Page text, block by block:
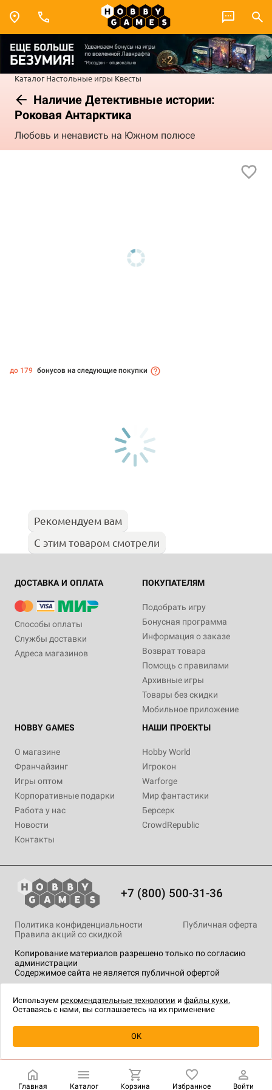
Каталог Настольные игры Квесты
Наличие Детективные истории:
Роковая Антарктика
Любовь и ненависть на Южном полюсе
Купить| 1 790 ₽
до 179 бонусов на следующие покупки
Рекомендуем вам
С этим товаром смотрели
ДОСТАВКА И ОПЛАТА
Способы оплаты
Службы доставки
Адреса магазинов
ПОКУПАТЕЛЯМ
Подобрать игру
Бонусная программа
Информация о заказе
Возврат товара
Помощь с правилами
Архивные игры
Товары без скидки
Мобильное приложение
HOBBY GAMES
О магазине
Франчайзинг
Игры оптом
Корпоративные подарки
Работа у нас
Новости
Контакты
НАШИ ПРОЕКТЫ
Hobby World
Игрокон
Warforge
Мир фантастики
Берсерк
CrowdRepublic
+7 (800) 500-31-36
Копирование материалов разрешено только по согласию
администрации
Содержимое сайта не является публичной офертой
Политика конфиденциальности
Публичная оферта
Правила акций со скидкой
технологии.
Главная Каталог Корзина Избранное Войти
Используем рекомендательные технологии и файлы куки.
Оставаясь с нами, вы соглашаетесь на их применение
OK